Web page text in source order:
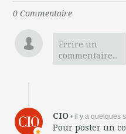
0 Commentaire
Ecrire un
commentaire...
CIO • il y a quelques
Pour poster un